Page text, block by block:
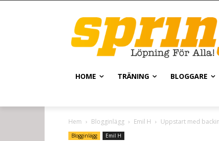
HOME TRÄNING BLOGGARE
Hem Blogginlägg Emil H Uppstart med
Blogginlägg Emil H